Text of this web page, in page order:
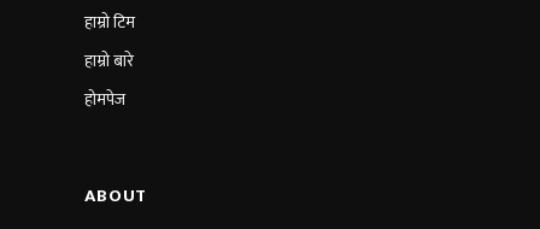
हाम्रो टिम
हाम्रो बारे
होमपेज
ABOUT